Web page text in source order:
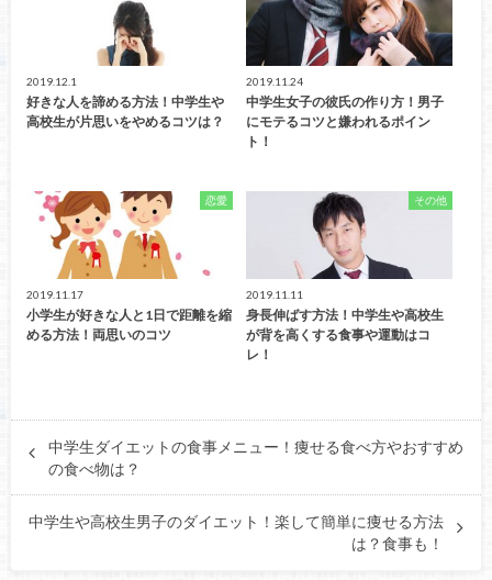
2019.12.1
好きな人を諦める方法！中学生や
高校生が片思いをやめるコツは？
2019.11.24
中学生女子の彼氏の作り方！男子
にモテるコツと嫌われるポイン
ト！
恋愛
2019.11.17
小学生が好きな人と1日で距離を縮
める方法！両思いのコツ
その他
2019.11.11
身長伸ばす方法！中学生や高校生
が背を高くする食事や運動はコ
レ！
中学生ダイエットの食事メニュー！痩せる食べ方やおすすめ
の食べ物は？
中学生や高校生男子のダイエット！楽して簡単に痩せる方法
は？食事も！